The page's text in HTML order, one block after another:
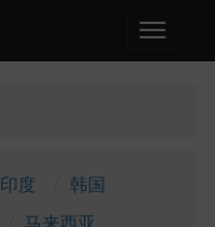
Toggle
印度
韩国
马来西亚